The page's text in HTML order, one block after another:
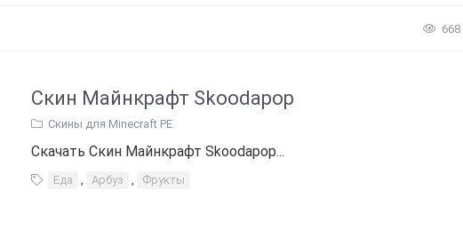
668
Скин Майнкрафт Skoodapop
Скины для Minecraft PE
Скачать Скин Майнкрафт Skoodapop...
Еда , Арбуз , Фрукты